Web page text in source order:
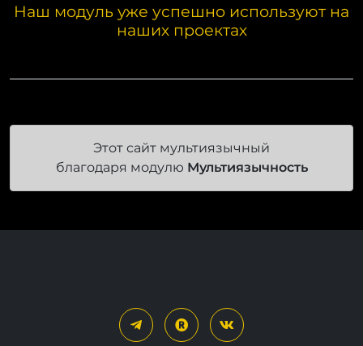
Наш модуль уже успешно используют на
наших проектах
Этот сайт мультиязычный
благодаря модулю Мультиязычность